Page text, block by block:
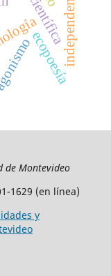
ecopoesía
independencia
de Montevideo
1629 (en línea)
y